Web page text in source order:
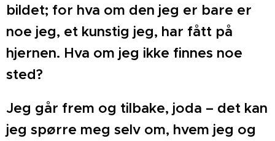
bildet; for hva om den jeg er bare er
noe jeg, et kunstig jeg, har fått på
hjernen. Hva om jeg ikke finnes noe
sted?
Jeg går frem og tilbake, joda – det kan
jeg spørre meg selv om, hvem jeg og